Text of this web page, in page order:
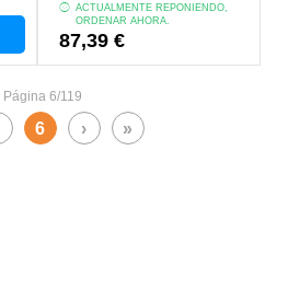
ACTUALMENTE REPONIENDO,
ORDENAR AHORA.
87,39 €
Página 6/119
6 › »